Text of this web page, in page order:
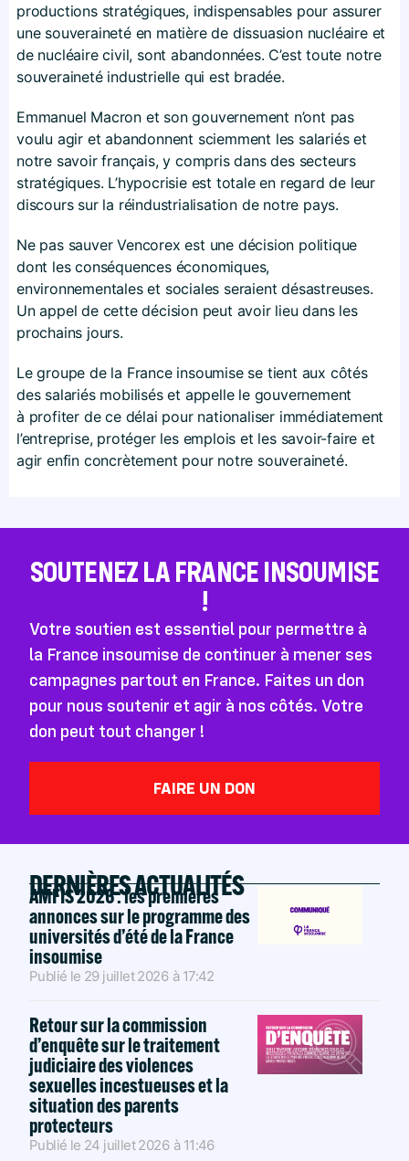
productions stratégiques, indispensables pour assurer
une souveraineté en matière de dissuasion nucléaire et
de nucléaire civil, sont abandonnées. C’est toute notre
souveraineté industrielle qui est bradée.
Emmanuel Macron et son gouvernement n’ont pas
voulu agir et abandonnent sciemment les salariés et
notre savoir français, y compris dans des secteurs
stratégiques. L’hypocrisie est totale en regard de leur
discours sur la réindustrialisation de notre pays.
Ne pas sauver Vencorex est une décision politique
dont les conséquences économiques,
environnementales et sociales seraient désastreuses.
Un appel de cette décision peut avoir lieu dans les
prochains jours.
Le groupe de la France insoumise se tient aux côtés
des salariés mobilisés et appelle le gouvernement
à profiter de ce délai pour nationaliser immédiatement
l’entreprise, protéger les emplois et les savoir-faire et
agir enfin concrètement pour notre souveraineté.
SOUTENEZ LA FRANCE INSOUMISE
!
Votre soutien est essentiel pour permettre à
la France insoumise de continuer à mener ses
campagnes partout en France. Faites un don
pour nous soutenir et agir à nos côtés. Votre
don peut tout changer !
FAIRE UN DON
DERNIÈRES ACTUALITÉS
AMFIS 2026 : les premières
annonces sur le programme des
universités d’été de la France
insoumise
Publié le 29 juillet 2026 à 17:42
Retour sur la commission
d’enquête sur le traitement
judiciaire des violences
sexuelles incestueuses et la
situation des parents
protecteurs
Publié le 24 juillet 2026 à 11:46